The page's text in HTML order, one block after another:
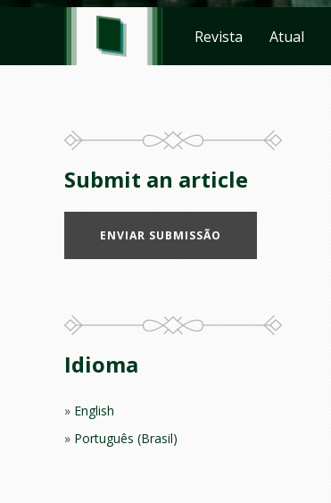
Revista Atual
Submit an article
ENVIAR SUBMISSÃO
Idioma
English
Português (Brasil)